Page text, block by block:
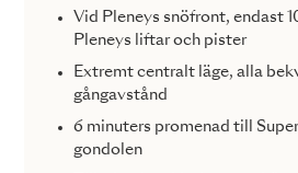
Vid Pleneys snöfront, endast
Pleneys liftar och pister
Extremt centralt läge, alla
gångavstånd
6 minuters promenad till
gondolen